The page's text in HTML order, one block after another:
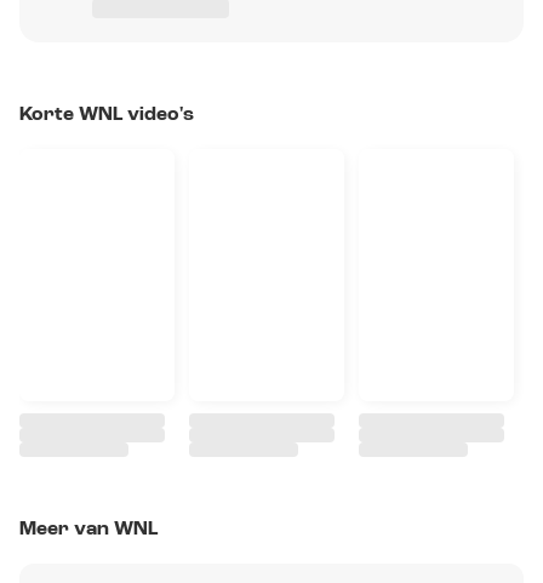
Korte WNL video's
Meer van WNL